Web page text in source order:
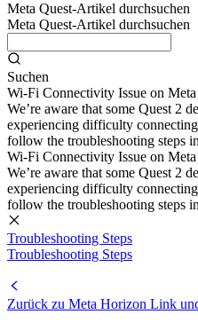
Meta Quest-Artikel durchsuchen
Meta Quest-Artikel durchsuchen
Suchen
Wi-Fi Connectivity Issue on Meta
We’re aware that some Quest 2
experiencing difficulty
follow the troubleshooting steps
Wi-Fi Connectivity Issue on Meta
We’re aware that some Quest 2
experiencing difficulty
follow the troubleshooting steps
Troubleshooting Steps
Troubleshooting Steps
Zurück zu Meta Horizon Link